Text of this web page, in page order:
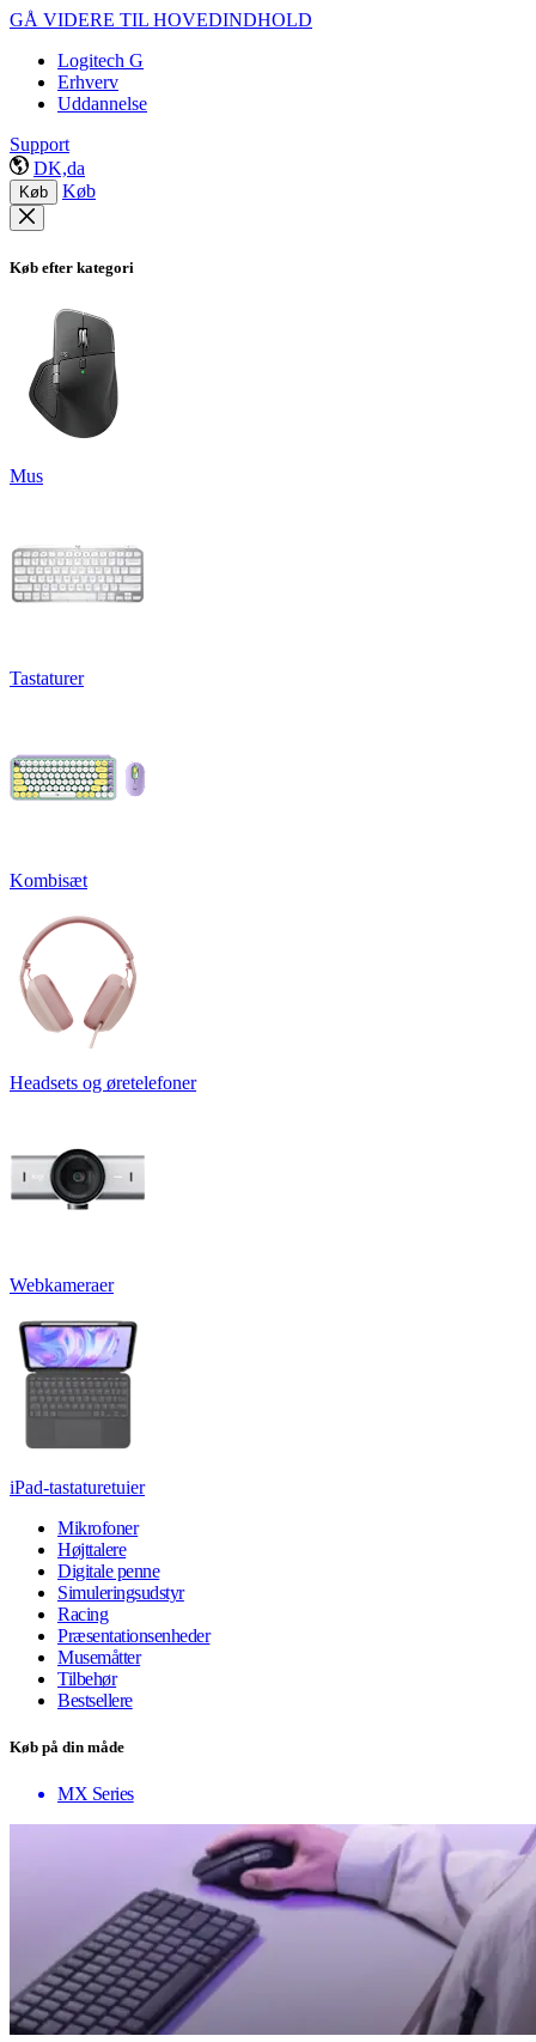
GÅ VIDERE TIL HOVEDINDHOLD
Logitech G
Erhverv
Uddannelse
Support
DK,da
Køb Køb
Køb efter kategori
Mus
Tastaturer
Kombisæt
Headsets og øretelefoner
Webkameraer
iPad-tastaturetuier
Mikrofoner
Højttalere
Digitale penne
Simuleringsudstyr
Racing
Præsentationsenheder
Musemåtter
Tilbehør
Bestsellere
Køb på din måde
MX Series